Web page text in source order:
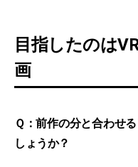
目指したのは
画
Ｑ：前作の分と合わせ
しょうか？